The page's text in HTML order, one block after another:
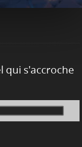
qui s'accroche